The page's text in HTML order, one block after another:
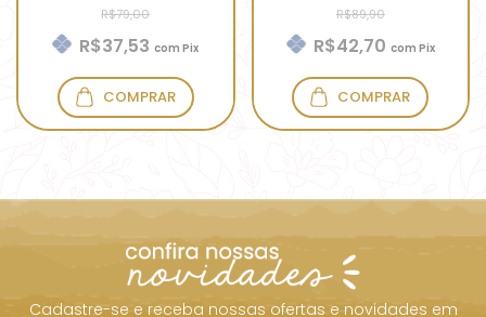
R$79,00
R$37,53com Pix
COMPRAR
R$89,90
R$42,70 com Pix
COMPRAR
Cadastre-se e receba nossas ofertas e novidades em